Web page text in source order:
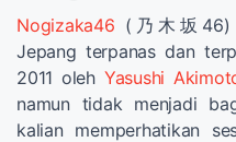
Nogizaka46 (乃木坂46)
Jepang terpanas dan
2011 oleh Yasushi
namun tidak menjadi
kalian memperhatikan